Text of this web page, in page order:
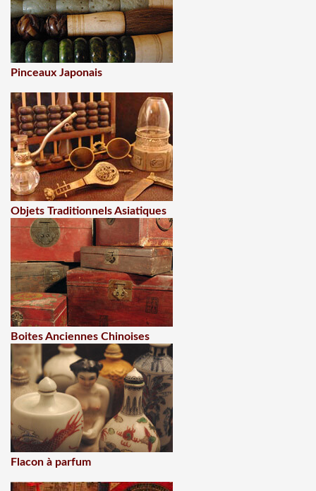
Pinceaux Japonais
Objets Traditionnels Asiatiques
Boites Anciennes Chinoises
Flacon à parfum